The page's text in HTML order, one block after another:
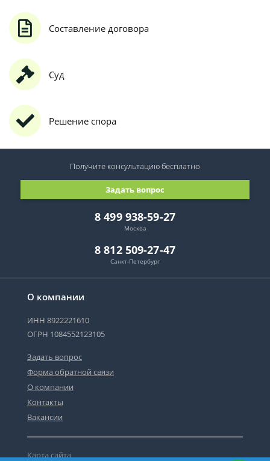
Составление договора
Суд
Решение спора
О компании
ИНН 8922221610
ОГРН 1084552123105
Задать вопрос
Форма обратной связи
О компании
Контакты
Вакансии
Карта сайта
8 499 938-59-27
Москва
8 812 509-27-47
Санкт-Петербург
Задать вопрос
Получите консультациюбесплатно